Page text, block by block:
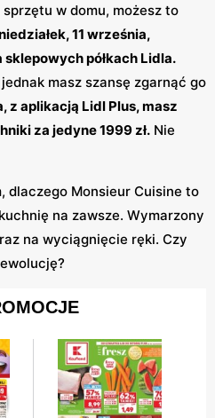
w domu, możesz to
11 września,
półkach Lidla.
masz szansę zgarnąć go
z aplikacją Lidl Plus, masz
za jedyne 1999 zł. Nie
dlaczego Monsieur Cuisine to
na zawsze. Wymarzony
na wyciągnięcie ręki. Czy